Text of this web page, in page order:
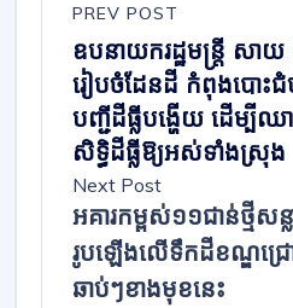
PREV POST
ឧបនាយករដ្ឋមន្ត្រី ស
រៀបចំដែនដី កំពុងបោះជំ
បញ្ជីដីធ្លីបង្ហើយ ដើម្បី
សិទ្ធិដីធ្លីឱ្យ​អស់ទាំងស្រុង​
Next Post
អគារកម្ពស់១១ជាន់ថ្មីស
រូបឡើងលើទឹកដីខណ្ឌជ្រោ
ឆាប់ៗខាងមុខនេះ